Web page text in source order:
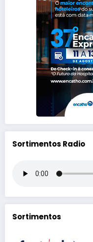
Sortimentos Radio
Sortimentos